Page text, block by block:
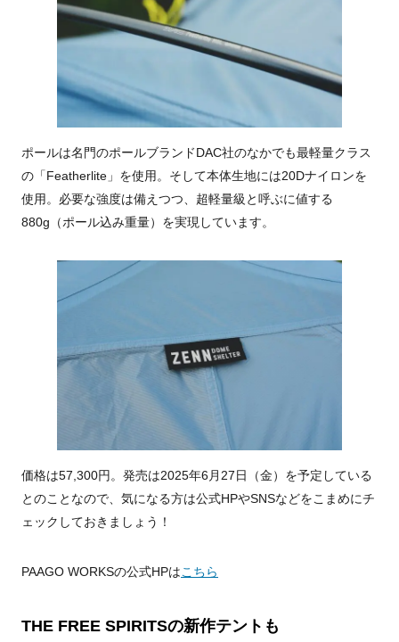
ポールは名門のポールブランドDAC社のなかでも最軽量クラス
の「Featherlite」を使用。そして本体生地には20Dナイロンを
使用。必要な強度は備えつつ、超軽量級と呼ぶに値する
880g（ポール込み重量）を実現しています。
価格は57,300円。発売は2025年6月27日（金）を予定している
とのことなので、気になる方は公式HPやSNSなどをこまめにチ
ェックしておきましょう！
PAAGO WORKSの公式HPはこちら
THE FREE SPIRITSの新作テントも